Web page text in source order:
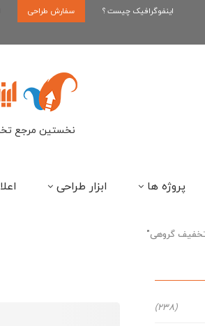
اینفوگرافیک رپر اینفوگرافیک چیست ؟ سفارش طراحی
نخستین مرجع
پروژه ها ابزار طراحی
(238)